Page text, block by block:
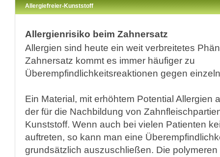
Allergiefreier-Kunststoff
Allergienrisiko beim Zahnersatz
Allergien sind heute ein weit verbreitetes
Zahnersatz kommt es immer häufiger zu
Überempfindlichkeitsreaktionen gegen
Ein Material, mit erhöhtem Potential Allergien
der für die Nachbildung von
Kunststoff. Wenn auch bei vielen Patienten
auftreten, so kann man eine
grundsätzlich auszuschließen. Die